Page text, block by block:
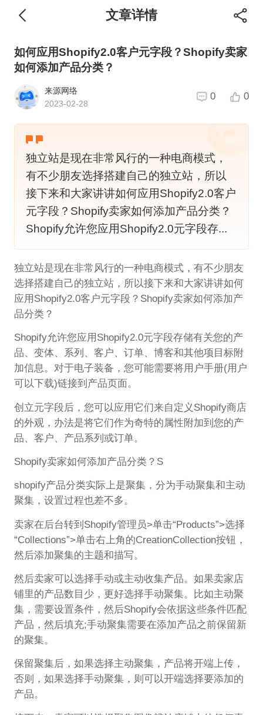
文章详情
如何应用Shopify2.0客户元字段？Shopify卖家
如何添加产品分类？
来源网络
2023-02-28
0 0
独立站是现在非常风行的一种电商模式，
有不少朋友选择搭建自己的独立站，所以
接下来和大家讲讲如何应用Shopify2.0客户
元字段？Shopify卖家如何添加产品分类？
Shopify允许您应用Shopify2.0元字段存...
独立站是现在非常风行的一种电商模式，有不少朋友
选择搭建自己的独立站，所以接下来和大家讲讲如何
应用Shopify2.0客户元字段？Shopify卖家如何添加产
品分类？
Shopify允许您应用Shopify2.0元字段存储有关您的产
品、变体、系列、客户、订单、博客和其他项目标附
加信息。对于电子装备，您可能需要将用户手册(用户
可以下载)链接到产品页面。
创立元字段后，您可以应用它们来自定义Shopify商店
的外观，办法是将它们作为奇特的属性附加到您的产
品、客户、产品系列或订单。
Shopify卖家如何添加产品分类？S
shopify产品分类实际上是聚集，分为手动聚集和主动
聚集，设置过程也差不多。
卖家在后台转到Shopify管理员>单击“Products”>选择
“Collections”>单击右上角的CreationCollection按钮，
然后添加聚集的主题和描写。
然后卖家可以选择手动或主动收集产品。如果卖家店
铺里的产品数目少，更好选择手动聚集。比如主动聚
集，需要设置条件，然后Shopify会依据这些条件匹配
产品，然后填充;手动聚集需要在添加产品之前保留新
的聚集。
保留聚集后，如果选择主动聚集，产品将开端上传，
否则，如果选择手动聚集，则可以开端选择要添加的
产品。